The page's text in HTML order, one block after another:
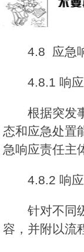
4.8 应急
4.8.1 响应
根据突发事
态和应急处置
急响应责任主
4.8.2 响应
针对不同级
容，并附以流